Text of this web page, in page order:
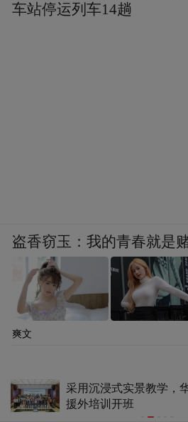
万兆筑基·AI赋能 | 中山
万兆AI医疗园区网络重构
车站停运列车14趟
盗香窃玉：我的青春就是
爽文